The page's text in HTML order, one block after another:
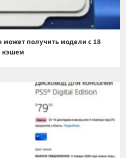
получить модели с 18
кэшем